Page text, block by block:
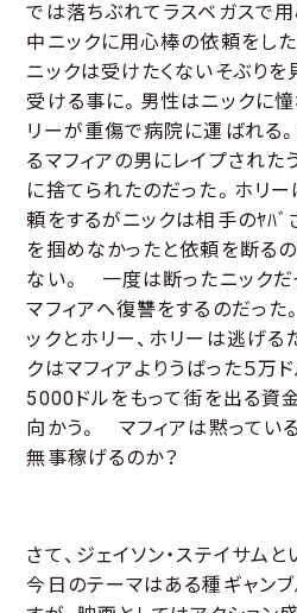
では落ちぶれてラスベガスで
中ニックに用心棒の依頼をし
ニックは受けたくないそぶり
受ける事に。男性はニックに
リーが重傷で病院に運ばれる
るマフィアの男にレイプされ
に捨てられたのだった。ホリ
頼をするがニックは相手のﾔﾊ
を掴めなかったと依頼を断る
ない。 一度は断ったニックだ
マフィアへ復讐をするのだっ
ックとホリー、ホリーは逃げ
クはマフィアよりうばった５万
5000ドルをもって街を出る資
向かう。 マフィアは黙ってい
無事稼げるのか？
さて、ジェイソン・ステイサムと
今日のテーマはある種ギャン